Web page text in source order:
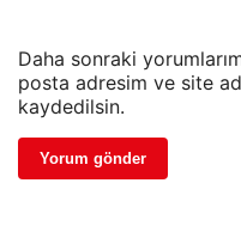
Daha sonraki
posta adresim ve site
kaydedilsin.